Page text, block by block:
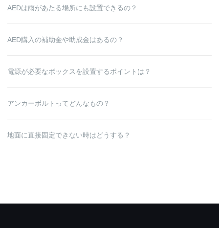
AEDは雨があたる場所にも設置できるの？
AED購入の補助金や助成金はあるの？
電源が必要なボックスを設置するポイントは？
アンカーボルトってどんなもの？
地面に直接固定できない時はどうする？